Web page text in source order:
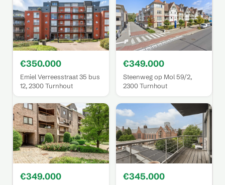
€350.000
Emiel Verreesstraat 35 bus
12, 2300 Turnhout
€349.000
Steenweg op Mol 59/2,
2300 Turnhout
€349.000 €345.000